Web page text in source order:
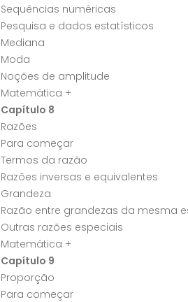
Sequências numéricas
Pesquisa e dados estatísticos
Mediana
Moda
Noções de amplitude
Matemática +
Capítulo 8
Razões
Para começar
Termos da razão
Razões inversas e equivalentes
Grandeza
Razão entre grandezas da mesma
Outras razões especiais
Matemática +
Capítulo 9
Proporção
Para começar